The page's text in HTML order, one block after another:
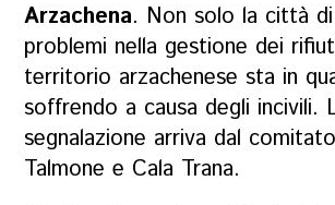
Arzachena. Non solo la città
problemi nella gestione dei
territorio arzachenese sta in
soffrendo a causa degli incivili.
segnalazione arriva dal
Talmone e Cala Trana.